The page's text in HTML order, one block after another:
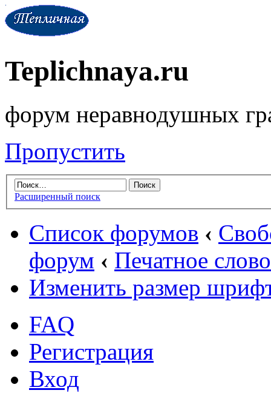
Teplichnaya.ru
форум неравнодушных
Пропустить
Расширенный поиск
Список форумов ‹
форум ‹ Печатное
Изменить размер
FAQ
Регистрация
Вход